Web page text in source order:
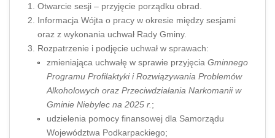
Otwarcie sesji – przyjęcie porządku obrad.
Informacja Wójta o pracy w okresie między sesjami
oraz z wykonania uchwał Rady Gminy.
Rozpatrzenie i podjęcie uchwał w sprawach:
zmieniająca uchwałę w sprawie przyjęcia Gminnego
Programu Profilaktyki i Rozwiązywania Problemów
Alkoholowych oraz Przeciwdziałania Narkomanii w
Gminie Niebylec na 2025 r. ;
udzielenia pomocy finansowej dla Samorządu
Województwa Podkarpackiego;